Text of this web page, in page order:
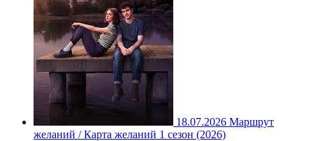
18.07.2026 Маршрут
желаний / Карта желаний 1 сезон (2026)